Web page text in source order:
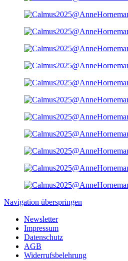
Navigation überspringen
Newsletter
Impressum
Datenschutz
AGB
Widerrufsbelehrung